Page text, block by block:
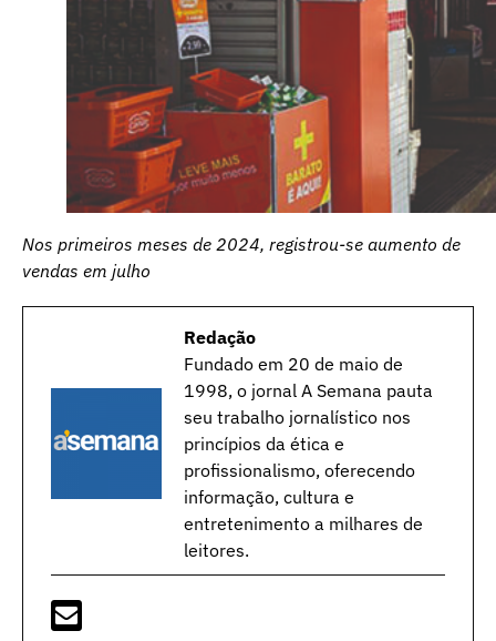
Nos primeiros meses de 2024, registrou-se aumento de
vendas em julho
Redação
Fundado em 20 de maio de
1998, o jornal A Semana pauta
seu trabalho jornalístico nos
princípios da ética e
profissionalismo, oferecendo
informação, cultura e
entretenimento a milhares de
leitores.